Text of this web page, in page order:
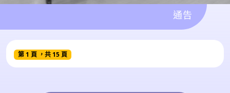
通告
第 1 頁 ，共 15 頁